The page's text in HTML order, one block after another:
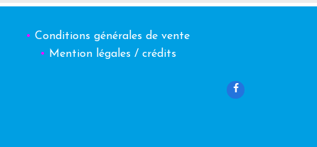
• Conditions générales de vente
•
Mention légales / crédits